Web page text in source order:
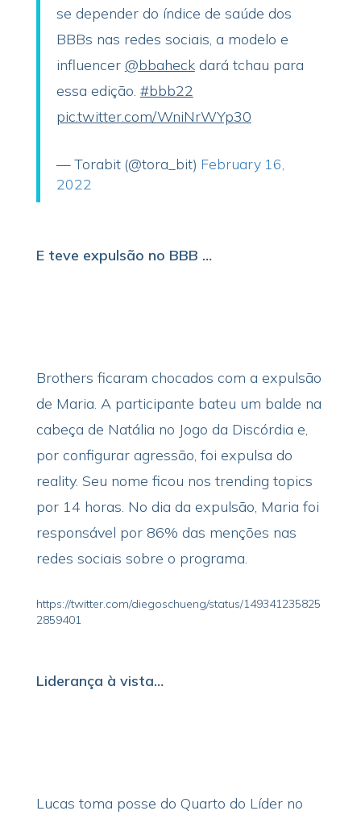
se depender do índice de saúde dos
BBBs nas redes sociais, a modelo e
influencer @bbaheckdará tchau para
essa edição. #bbb22
pic.twitter.com/WniNrWYp30
— Torabit (@tora_bit) February 16,
2022
E teve expulsão no BBB …
Brothers ficaram chocados com a expulsão
de Maria. A participante bateu um balde na
cabeça de Natália no Jogo da Discórdia e,
por configurar agressão, foi expulsa do
reality. Seu nome ficou nos trending topics
por 14 horas. No dia da expulsão, Maria foi
responsável por 86% das menções nas
redes sociais sobre o programa.
https://twitter.com/diegoschueng/status/149341235825
2859401
Liderança à vista…
Lucas toma posse do Quarto do Líder no